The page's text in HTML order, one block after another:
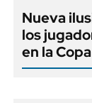
Nueva
los
en la